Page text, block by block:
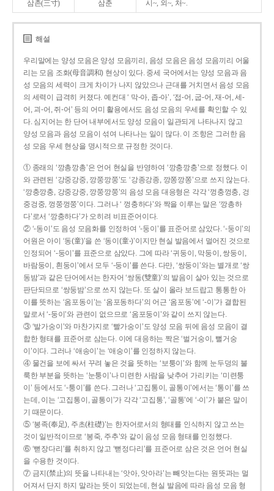
삼촌(三寸) 삼춘 시~, 외~, 처~.
해설
우리말에는 양성 모음은 양성 모음끼리, 음성 모음은 음성 모음끼리 어울
리는 모음 조화(母音調和) 현상이 있다. 중세 국어에서는 양성 모음과 음
성 모음의 세력이 크게 차이가 나지 않았으나 근대를 거치면서 음성 모음
의 세력이 급격히 커졌다. 예컨대 ‘ 막-아, 좁-아’, ‘접-어, 굽-어, 재-어, 세-
어, 괴-어, 쥐-어’ 등의 어미 활용에서도 음성 모음의 우세를 확인할 수 있
다. 심지어는 한 단어 내부에서도 양성 모음이 일관되게 나타나지 않고
양성 모음과 음성 모음이 섞여 나타나는 일이 많다. 이 조항은 그러한 음
성 모음 우세 현상을 명시적으로 규정한 것이다.
① 종래의 ‘깡총깡총’은 언어 현실을 반영하여 ‘깡충깡충’으로 정했다. 이
와 관련된 ‘강중강중, 깡쭝깡쭝’도 ‘강종강종, 깡쫑깡쫑’으로 쓰지 않는다.
‘깡충깡충, 강중강중, 깡쭝깡쭝’의 음성 모음 대응형은 각각 ‘껑충껑충, 겅
중겅중, 껑쭝껑쭝’이다. 그러나 ‘ 껑충하다’와 짝을 이루는 말은 ‘깡총하
다’로서 ‘깡충하다’가 오히려 비표준어이다.
② ‘-동이’도 음성 모음화를 인정하여 ‘-둥이’를 표준어로 삼았다. ‘-둥이’의
어원은 아이 ‘동(童)’을 쓴 ‘동이(童-)’이지만 현실 발음에서 멀어진 것으로
인정되어 ‘-둥이’를 표준으로 삼았다. 그에 따라 ‘귀둥이, 막둥이, 쌍둥이,
바람둥이, 흰둥이’에서 모두 ‘-둥이’를 쓴다. 다만, ‘쌍둥이’와는 별개로 ‘쌍
동밤’과 같은 단어에서는 한자어 ‘쌍동(雙童)’의 발음이 살아 있는 것으로
판단되므로 ‘쌍둥밤’으로 쓰지 않는다. 또 살이 올라 보드랍고 통통한 아
이를 뜻하는 ‘옴포동이’는 ‘옴포동하다’의 어근 ‘옴포동’에 ‘-이’가 결합된
말로서 ‘-둥이’와 관련이 없으므로 ‘옴포둥이’와 같이 쓰지 않는다.
③ ‘발가숭이’와 마찬가지로 ‘빨가숭이’도 양성 모음 뒤에 음성 모음이 결
합한 형태를 표준어로 삼는다. 이에 대응하는 짝은 ‘벌거숭이, 뻘거숭
이’이다. 그러나 ‘애송이’는 ‘애숭이’를 인정하지 않는다.
④ 물건을 보에 싸서 꾸려 놓은 것을 뜻하는 ‘보퉁이’와 함께 눈두덩의 불
룩한 부분을 뜻하는 ‘눈퉁이’나 미련한 사람을 낮추어 가리키는 ‘미련퉁
이’ 등에서도 ‘-퉁이’를 쓴다. 그러나 ‘고집통이, 골통이’에서는 ‘통이’를 쓰
는데, 이는 ‘고집통이, 골통이’가 각각 ‘고집통’, ‘골통’에 ‘-이’가 붙은 말이
기 때문이다.
⑤ ‘봉족(奉足), 주초(柱礎)’는 한자어로서의 형태를 인식하지 않고 쓰는
것이 일반적이므로 ‘봉죽, 주추’와 같이 음성 모음 형태를 인정했다.
⑥ ‘뻗장다리’를 취하지 않고 ‘뻗정다리’를 표준어로 삼은 것은 언어 현실
을 수용한 것이다.
⑦ 금지(禁止)의 뜻을 나타내는 ‘앗아, 앗아라’는 빼앗는다는 원뜻과는 멀
어져서 단지 하지 말라는 뜻이 되었는데, 현실 발음에 따라 음성 모음 형